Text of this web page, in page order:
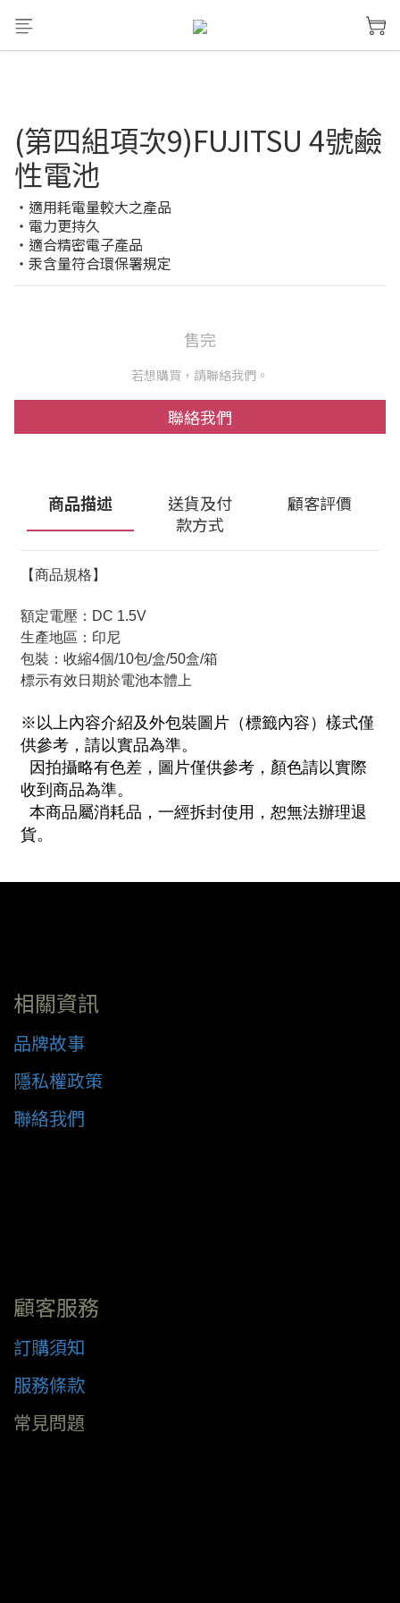
(第四組項次9)FUJITSU 4號鹼
性電池
‧適用耗電量較大之產品
‧電力更持久
‧適合精密電子產品
‧汞含量符合環保署規定
售完
若想購買，請聯絡我們。
聯絡我們
商品描述
送貨及付
款方式
顧客評價
【商品規格】
額定電壓：DC 1.5V
生產地區：印尼
包裝：收縮4個/10包/盒/50盒/箱
標示有效日期於電池本體上
※以上內容介紹及外包裝圖片（標籤內容）樣式僅
供參考，請以實品為準。
因拍攝略有色差，圖片僅供參考，顏色請以實際
收到商品為準。
本商品屬消耗品，一經拆封使用，恕無法辦理退
貨。
相關資訊
品牌故事
隱私權政策
聯絡我們
顧客服務
訂購須知
服務條款
常見問題